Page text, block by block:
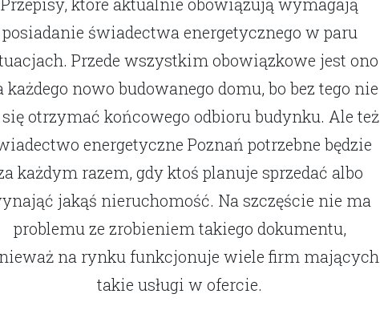
Przepisy, które aktualnie obowiązują wymagają
posiadanie świadectwa energetycznego w paru
Przede wszystkim obowiązkowe jest ono
każdego nowo budowanego domu, bo bez tego nie
otrzymać końcowego odbioru budynku. Ale też
energetyczne Poznań potrzebne będzie
każdym razem, gdy ktoś planuje sprzedać albo
jakąś nieruchomość. Na szczęście nie ma
problemu ze zrobieniem takiego dokumentu,
na rynku funkcjonuje wiele firm mających
takie usługi w ofercie.